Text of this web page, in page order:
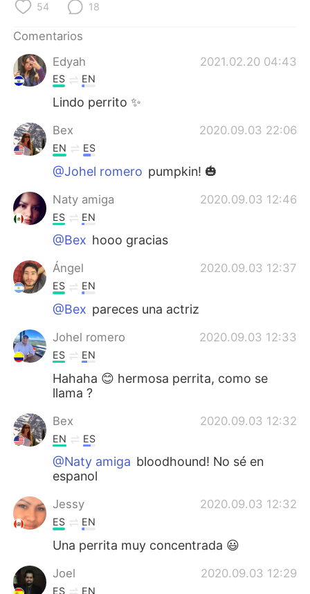
Русский
Türkçe
54 18
Comentarios
Edyah
2021.02.20 04:43
ES EN
Lindo perrito ✨
Bex 2020.09.03 22:06
EN ES
@Johel romero pumpkin! 🎃
Naty amiga 2020.09.03 12:46
ES EN
@Bex hooo gracias
Ángel 2020.09.03 12:37
ES EN
@Bex pareces una actriz
Johel romero 2020.09.03 12:33
ES EN
Hahaha 😊 hermosa perrita, como se
llama ?
Bex 2020.09.03 12:32
EN ES
@Naty amiga bloodhound! No sé en
espanol
Jessy 2020.09.03 12:32
ES EN
Una perrita muy concentrada 😃
Joel 2020.09.03 12:29
ES EN